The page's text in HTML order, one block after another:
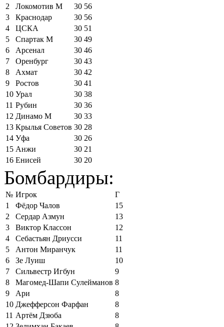
2
Локомотив М 30 56
3
Краснодар 30 56
4
ЦСКА 30 51
5
Спартак М 30 49
6
Арсенал 30 46
7
Оренбург 30 43
8
Ахмат 30 42
9
Ростов 30 41
10 Урал 30 38
11 Рубин 30 36
12 Динамо М 30 33
13 Крылья Советов 30 28
14 Уфа 30 26
15 Анжи 30 21
16 Енисей 30 20
Бомбардиры:
№ Игрок
Г
1
Фёдор Чалов
15
2
Сердар Азмун
13
3
Виктор Классон
12
4
Себастьян Дриусси
11
5
Антон Миранчук
11
6
Зе Луиш
10
7
Сильвестр Игбун
9
8
Магомед-Шапи Сулейманов 8
9
Ари
8
10 Джефферсон Фарфан
8
11 Артём Дзюба
8